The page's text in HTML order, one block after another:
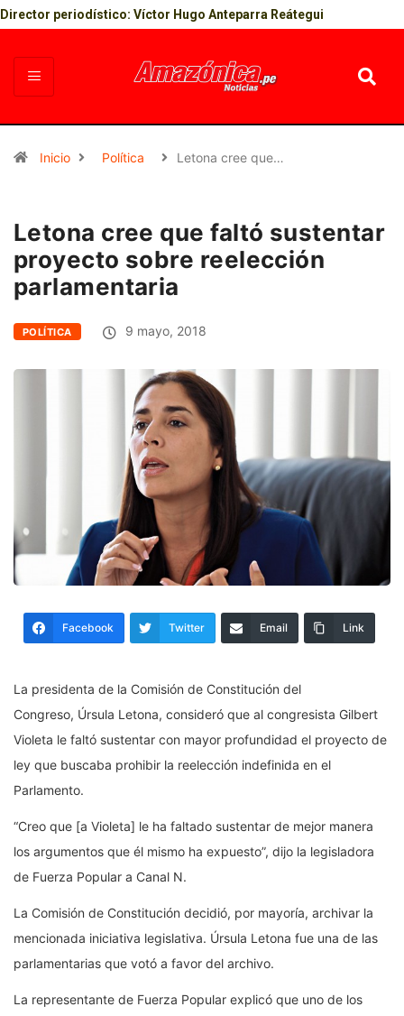
Director periodístico: Víctor Hugo Anteparra Reátegui
Inicio Política Letona cree que…
Letona cree que faltó sustentar
proyecto sobre reelección
parlamentaria
POLÍTICA 9 mayo, 2018
Facebook Twitter Email Link
La presidenta de la Comisión de Constitución del
Congreso, Úrsula Letona, consideró que al congresista Gilbert
Violeta le faltó sustentar con mayor profundidad el proyecto de
ley que buscaba prohibir la reelección indefinida en el
Parlamento.
“Creo que [a Violeta] le ha faltado sustentar de mejor manera
los argumentos que él mismo ha expuesto”, dijo la legisladora
de Fuerza Popular a Canal N.
La Comisión de Constitución decidió, por mayoría, archivar la
mencionada iniciativa legislativa. Úrsula Letona fue una de las
parlamentarias que votó a favor del archivo.
La representante de Fuerza Popular explicó que uno de los